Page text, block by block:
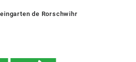
de Rorschwihr